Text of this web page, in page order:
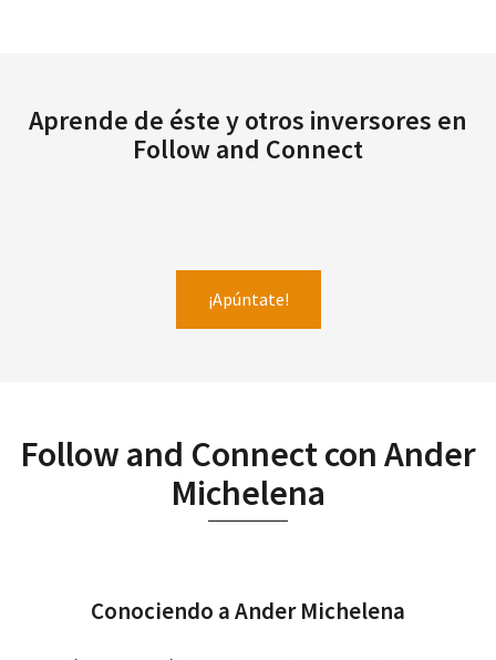
Aprende de éste y otros inversores en
Follow and Connect
¡Apúntate!
Follow and Connect con Ander
Michelena
Conociendo a Ander Michelena